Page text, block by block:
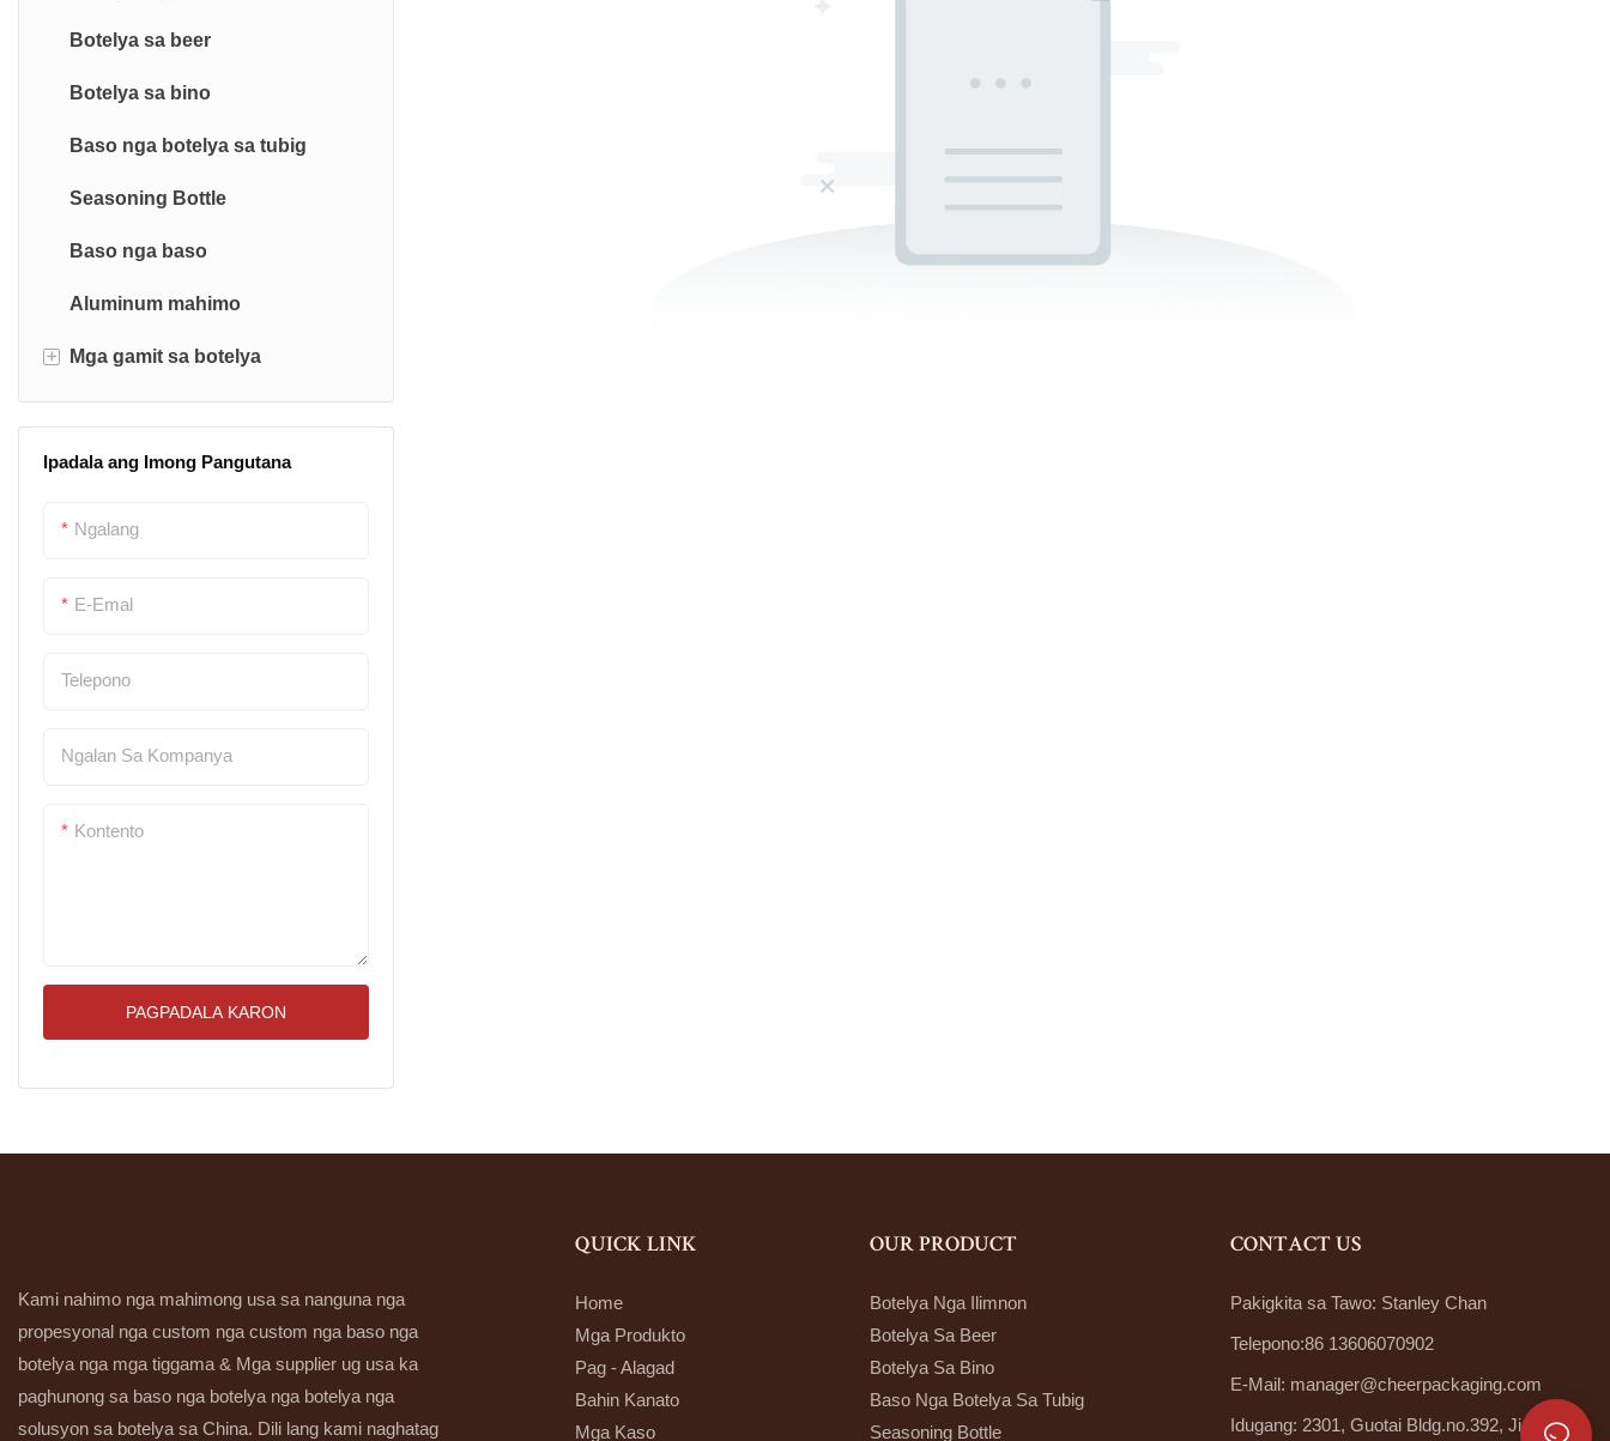
Botelya sa beer
Botelya sa bino
Baso nga botelya sa tubig
Seasoning Bottle
Baso nga baso
Aluminum mahimo
+ Mga gamit sa botelya
Bottle Cap
Botelya cork
Ipadala ang Imong Pangutana
Ngalang
E-Emal
Telepono
Ngalan Sa Kompanya
Kontento
PAGPADALA KARON
Kami nahimo nga mahimong usa sa nanguna nga
propesyonal nga custom nga custom nga baso nga
botelya nga mga tiggama & Mga supplier ug usa ka
paghunong sa baso nga botelya nga botelya nga
solusyon sa botelya sa China. Dili lang kami naghatag
QUICK LINK
Home
Mga Produkto
Pag - Alagad
Bahin Kanato
Mga Kaso
OUR PRODUCT
Botelya Nga Ilimnon
Botelya Sa Beer
Botelya Sa Bino
Baso Nga Botelya Sa Tubig
Seasoning Bottle
CONTACT US
Pakigkita sa Tawo: Stanley Chan
Telepono:86 13606070902
E-Mail: manager@cheerpackaging.com
Idugang: 2301, Guotai Bldg.no.392, Jiahe